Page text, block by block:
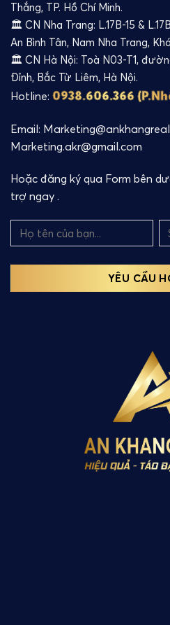
Thắng, TP. Hồ Chí Minh.
🏛️ CN Nha Trang: L.17B-15 &
An Bình Tân, Nam Nha Trang,
🏛️ CN Hà Nội: Toà N03-T1,
Đỉnh, Bắc Từ Liêm, Hà Nội.
Hotline: 0938.606.366
Email:
Marketing.akr@gmail.com
Hoặc đăng ký qua Form bên
trợ ngay .